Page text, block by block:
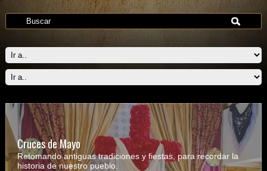
Cruces de Mayo
Retomando antiguas tradiciones y fiestas, para recordar la
historia de nuestro pueblo.